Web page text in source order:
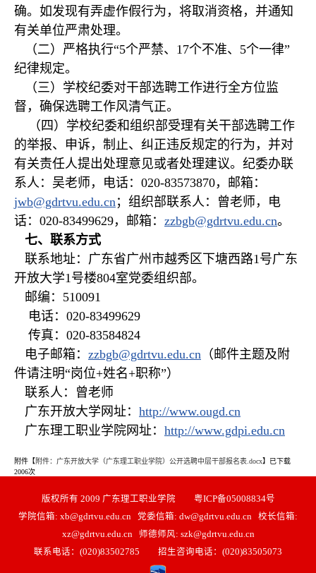
确。如发现有弄虚作假行为，将取消资格，并通知
有关单位严肃处理。
（二）严格执行“5个严禁、17个不准、5个一律”
纪律规定。
（三）学校纪委对干部选聘工作进行全方位监
督，确保选聘工作风清气正。
（四）学校纪委和组织部受理有关干部选聘工作
的举报、申诉，制止、纠正违反规定的行为，并对
有关责任人提出处理意见或者处理建议。纪委办联
系人：吴老师，电话：020-83573870，邮箱：
jwb@gdrtvu.edu.cn ；组织部联系人：曾老师，电
话：020-83499629，邮箱： zzbgb@gdrtvu.edu.cn。
七、联系方式
联系地址：广东省广州市越秀区下塘西路1号广东
开放大学1号楼804室党委组织部。
邮编：510091
电话：020-83499629
传真：020-83584824
电子邮箱： zzbgb@gdrtvu.edu.cn （邮件主题及附
件请注明“岗位+姓名+职称”）
联系人：曾老师
广东开放大学网址： http://www.ougd.cn
广东理工职业学院网址： http://www.gdpi.edu.cn
附件【 附件：广东开放大学（广东理工职业学院）公开选聘中层干部报名表.docx】已下载
2006次
版权所有 2009 广东理工职业学院 粤ICP备05008834号
学院信箱: xb@gdrtvu.edu.cn 党委信箱: dw@gdrtvu.edu.cn 校长信箱:
xz@gdrtvu.edu.cn 师德师风: szk@gdrtvu.edu.cn
联系电话：(020)83502785 招生咨询电话：(020)83505073